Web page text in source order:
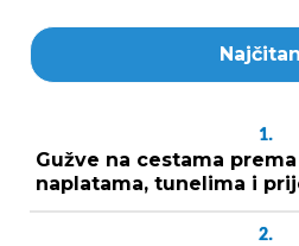
1.
Gužve na cestama
naplatama, tunelima i
2.